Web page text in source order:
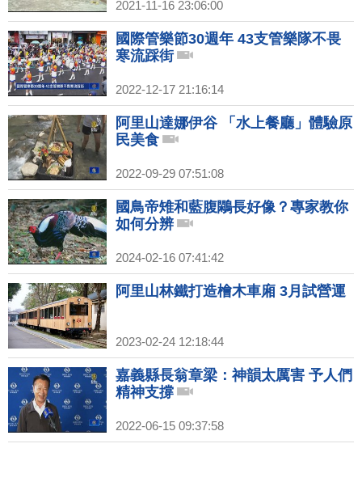
2021-11-16 23:06:00
國際管樂節30週年 43支管樂隊不畏
寒流踩街
2022-12-17 21:16:14
阿里山達娜伊谷 「水上餐廳」體驗原
民美食
2022-09-29 07:51:08
國鳥帝雉和藍腹鷴長好像？專家教你
如何分辨
2024-02-16 07:41:42
阿里山林鐵打造檜木車廂 3月試營運
2023-02-24 12:18:44
嘉義縣長翁章梁：神韻太厲害 予人們
精神支撐
2022-06-15 09:37:58